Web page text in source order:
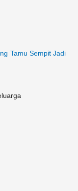
Tamu Sempit Jadi